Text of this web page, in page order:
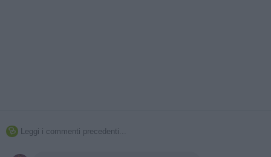
 Leggi i commenti precedenti...